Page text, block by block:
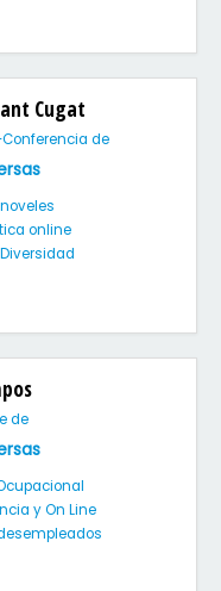
Cugat
de
online
de
y On Line